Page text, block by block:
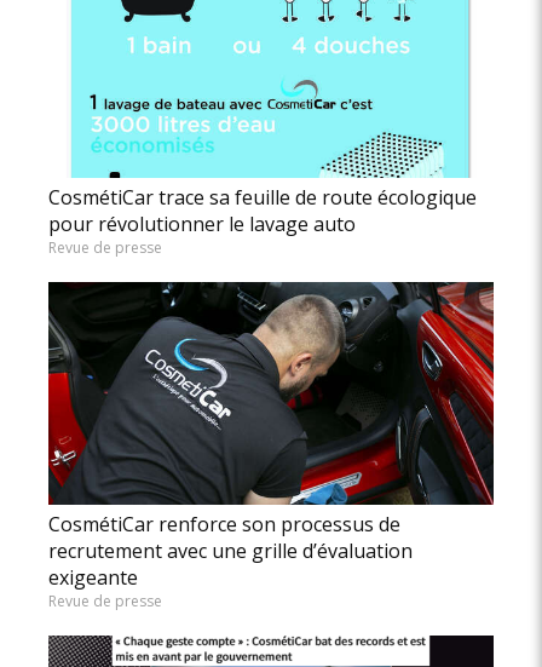
CosmétiCar trace sa feuille de route écologique
pour révolutionner le lavage auto
Revue de presse
CosmétiCar renforce son processus de
recrutement avec une grille d’évaluation
exigeante
Revue de presse